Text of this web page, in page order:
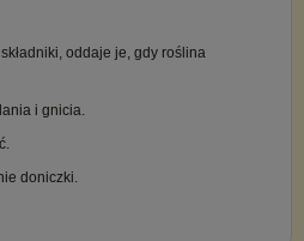
oddaje je, gdy roślina
i gnicia.
doniczki.